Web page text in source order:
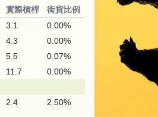
實際槓桿
街貨比例
3.1
0.00%
4.3
0.00%
5.5
0.07%
11.7
0.00%
2.4 2.50%